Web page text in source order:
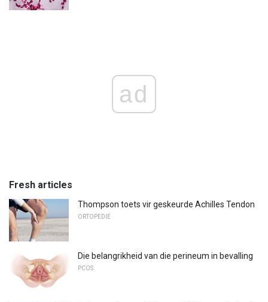
ad
Fresh articles
Thompson toets vir geskeurde Achilles Tendon
ORTOPEDIE
Die belangrikheid van die perineum in bevalling
PCOS